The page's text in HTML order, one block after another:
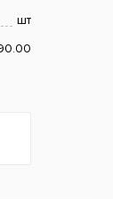
шт